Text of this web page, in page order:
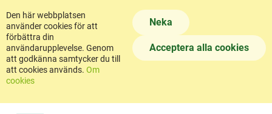
Den här webbplatsen
använder cookies för att
förbättra din
användarupplevelse. Genom
att godkänna samtycker du till
att cookies används. Om
cookies
Neka
Acceptera alla cookies